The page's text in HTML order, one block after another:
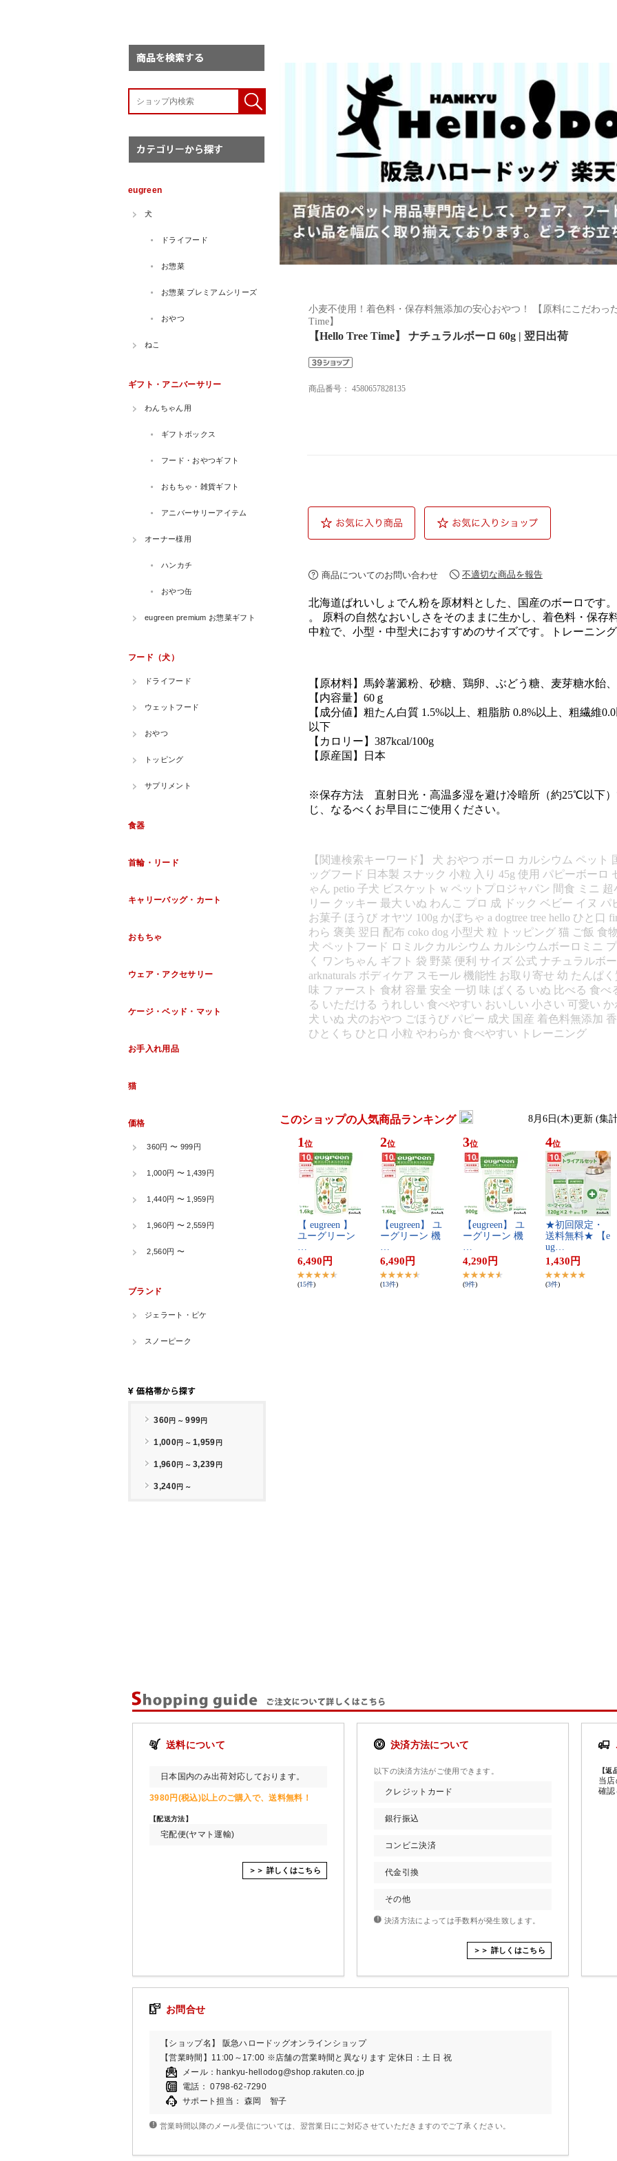
小麦不使用！着色料・保存料無添加の安心おやつ！ 【原料にこだわっ
Time】
【Hello Tree Time】 ナチュラルボーロ 60g | 翌日出荷
商品番号： 4580657828135
商品についてのお問い合わせ 不適切な商品を報告
北海道ばれいしょでん粉を原材料とした、国産のボーロです。
。 原料の自然なおいしさをそのままに生かし、着色料・保存
中粒で、小型・中型犬におすすめのサイズです。トレーニン
【原材料】馬鈴薯澱粉、砂糖、鶏卵、ぶどう糖、麦芽糖水飴
【内容量】60ｇ
【成分値】粗たん白質 1.5%以上、粗脂肪 0.8%以上、粗繊維
以下
【カロリー】387kcal/100g
【原産国】日本
※保存方法 直射日光・高温多湿を避け冷暗所（約25℃以下）
じ、なるべくお早目にご使用ください。
【関連検索キーワード】 犬 おやつ ボーロ カルシウム ペット
ッグフード 日本製 スナック 小粒 入り 45g 使用 パピーボーロ
ゃん petio 子犬 ビスケット w ペットプロジャパン 間食 ミニ
リー クッキー 最大 いぬ わんこ プロ 成 ドック ベビー イヌ パ
お菓子 ほうび オヤツ 100g かぼちゃ a dogtree tree hello ひと口
わら 褒美 翌日 配布 coko dog 小型犬 粒 トッピング 猫 ご飯 食
犬 ペットフード ロミルクカルシウム カルシウムボーロミニ
く ワンちゃん ギフト 袋 野菜 便利 サイズ 公式 ナチュラルボ
arknaturals ボディケア スモール 機能性 お取り寄せ 幼 たんぱ
味 ファースト 食材 容量 安全 一切 味 ぱくる いぬ 比べる 食
る いただける うれしい 食べやすい おいしい 小さい 可愛い
犬 いぬ 犬のおやつ ごほうび パピー 成犬 国産 着色料無添加
ひとくち ひと口 小粒 やわらか 食べやすい トレーニング
このショップの人気商品ランキング 8月6日(木)更新 (集
1 位
【​ ​e​u​g​r​e​e​n​ ​】​ ​
ユ​ー​グ​リ​ー​ン​ ​
…
6,490 円
(15件)
2位
【​e​u​g​r​e​e​n​】​ ​ユ​
ー​グ​リ​ー​ン​ ​機​
…
6,490 円
(13件)
3位
【​e​u​g​r​e​e​n​】​ ​ユ​
ー​グ​リ​ー​ン​ ​機​
…
4,290 円
(9件)
4位
★​初​回​限​定​・​
送​料​無​料​★​ ​【​e​
u​g​…
1,430 円
(3件)